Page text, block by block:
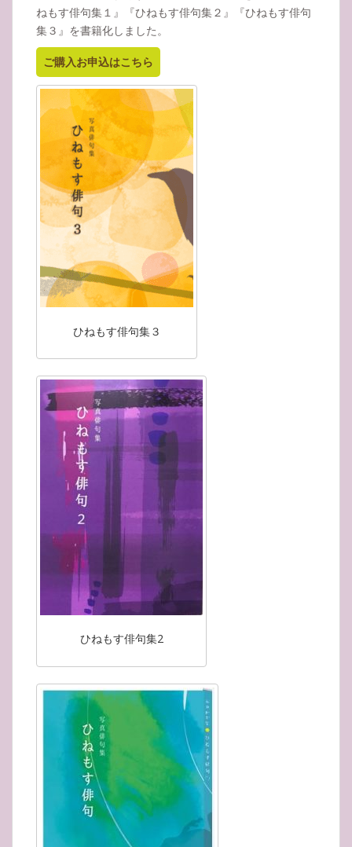
ねもす俳句集１』『ひねもす俳句集２』『ひねもす俳句
集３』を書籍化しました。
ご購入お申込はこちら
ひねもす俳句集３
ひねもす俳句集2